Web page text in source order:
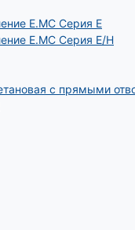
E.MC Серия E
E.MC Серия E/H
с прямыми